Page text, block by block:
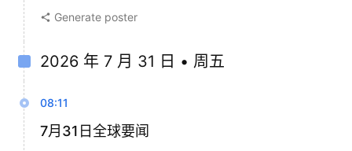
Generate poster
2026 年 7 月 31 日 • 周五
08:11
7月31日全球要闻